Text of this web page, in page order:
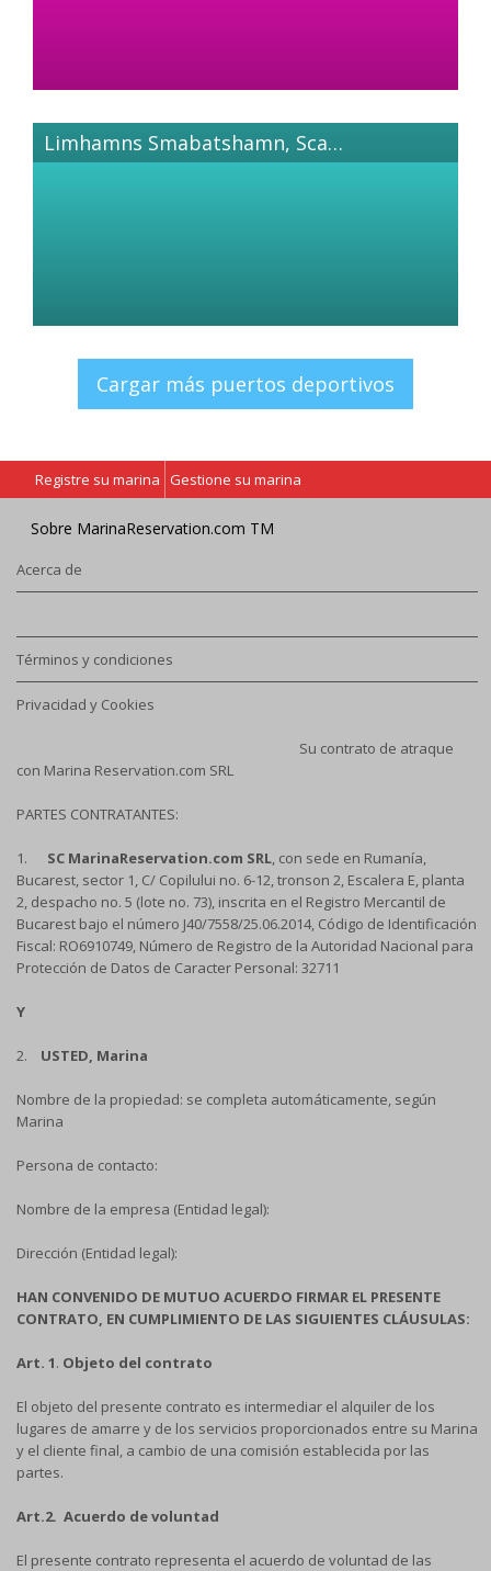
Limhamns Smabatshamn, Scania
Cargar más puertos deportivos
Registre su marina Gestione su marina
Sobre MarinaReservation.com TM
Acerca de
Términos y condiciones
Privacidad y Cookies
Su contrato de atraque
con Marina Reservation.com SRL
PARTES CONTRATANTES:
1. SC MarinaReservation.com SRL, con sede en Rumanía,
Bucarest, sector 1, C/ Copilului no. 6-12, tronson 2, Escalera E, planta
2, despacho no. 5 (lote no. 73), inscrita en el Registro Mercantil de
Bucarest bajo el número J40/7558/25.06.2014, Código de Identificación
Fiscal: RO6910749, Número de Registro de la Autoridad Nacional para
Protección de Datos de Caracter Personal: 32711
Y
2. USTED, Marina
Nombre de la propiedad: se completa automáticamente, según
Marina
Persona de contacto:
Nombre de la empresa (Entidad legal):
Dirección (Entidad legal):
HAN CONVENIDO DE MUTUO ACUERDO FIRMAR EL PRESENTE
CONTRATO, EN CUMPLIMIENTO DE LAS SIGUIENTES CLÁUSULAS:
Art. 1. Objeto del contrato
El objeto del presente contrato es intermediar el alquiler de los
lugares de amarre y de los servicios proporcionados entre su Marina
y el cliente final, a cambio de una comisión establecida por las
partes.
Art.2. Acuerdo de voluntad
El presente contrato representa el acuerdo de voluntad de las